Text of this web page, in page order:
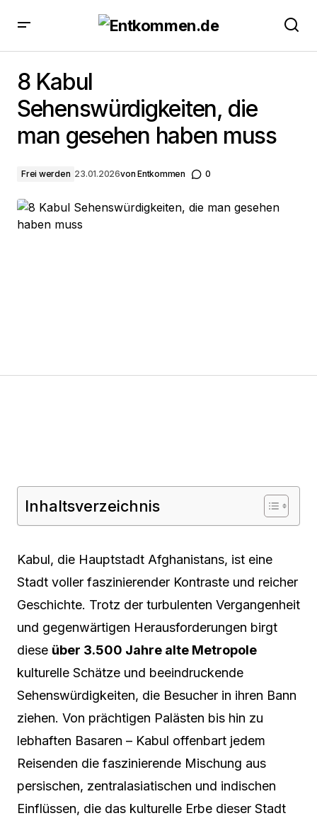
haben muss
8 Kabul
Sehenswürdigkeiten, die
man gesehen haben muss
Frei werden 23.01.2026von Entkommen 0
Inhaltsverzeichnis
Kabul, die Hauptstadt Afghanistans, ist eine
Stadt voller faszinierender Kontraste und reicher
Geschichte. Trotz der turbulenten Vergangenheit
und gegenwärtigen Herausforderungen birgt
diese über 3.500 Jahre alte Metropole
kulturelle Schätze und beeindruckende
Sehenswürdigkeiten, die Besucher in ihren Bann
ziehen. Von prächtigen Palästen bis hin zu
lebhaften Basaren – Kabul offenbart jedem
Reisenden die faszinierende Mischung aus
persischen, zentralasiatischen und indischen
Einflüssen, die das kulturelle Erbe dieser Stadt